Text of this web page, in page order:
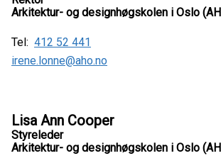
Arkitektur- og designhøgskolen i Oslo
Tel: 412 52 441
irene.lonne@aho.no
Lisa Ann Cooper
Styreleder
Arkitektur- og designhøgskolen i Oslo